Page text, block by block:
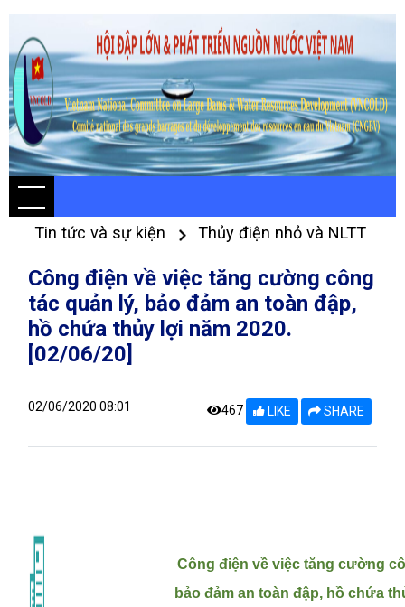
Tin tức và sự kiện Thủy điện nhỏ và NLTT
Công điện về việc tăng cường công
tác quản lý, bảo đảm an toàn đập,
hồ chứa thủy lợi năm 2020.
[02/06/20]
02/06/2020 08:01 467 LIKE SHARE
Công điện về việc tăng cường
bảo đảm an toàn đập, hồ chứa